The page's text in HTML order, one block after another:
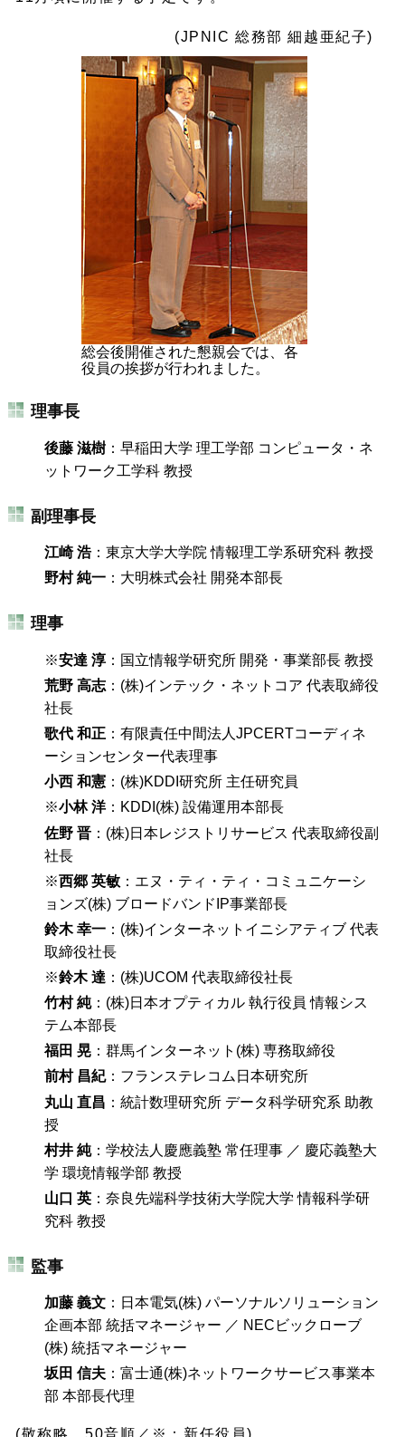
(JPNIC 総務部 細越亜紀子)
総会後開催された懇親会では、各
役員の挨拶が行われました。
理事長
後藤 滋樹 ：早稲田大学 理工学部 コンピュータ・ネ
ットワーク工学科 教授
副理事長
江崎 浩 ：東京大学大学院 情報理工学系研究科 教授
野村 純一 ：大明株式会社 開発本部長
理事
※安達 淳 ：国立情報学研究所 開発・事業部長 教授
荒野 高志 ：(株)インテック・ネットコア 代表取締役
社長
歌代 和正 ：有限責任中間法人JPCERTコーディネ
ーションセンター代表理事
小西 和憲 ：(株)KDDI研究所 主任研究員
※小林 洋 ：KDDI(株) 設備運用本部長
佐野 晋 ：(株)日本レジストリサービス 代表取締役副
社長
※西郷 英敏 ：エヌ・ティ・ティ・コミュニケーシ
ョンズ(株) ブロードバンドIP事業部長
鈴木 幸一 ：(株)インターネットイニシアティブ 代表
取締役社長
※鈴木 達 ：(株)UCOM 代表取締役社長
竹村 純：(株)日本オプティカル 執行役員 情報シス
テム本部長
福田 晃 ：群馬インターネット(株) 専務取締役
前村 昌紀：フランステレコム日本研究所
丸山 直昌 ：統計数理研究所 データ科学研究系 助教
授
村井 純：学校法人慶應義塾 常任理事 ／ 慶応義塾大
学 環境情報学部 教授
山口 英 ：奈良先端科学技術大学院大学 情報科学研
究科 教授
監事
加藤 義文 ：日本電気(株) パーソナルソリューション
企画本部 統括マネージャー ／ NECビックローブ
(株) 統括マネージャー
坂田 信夫 ：富士通(株)ネットワークサービス事業本
部 本部長代理
(敬称略、50音順／※：新任役員)